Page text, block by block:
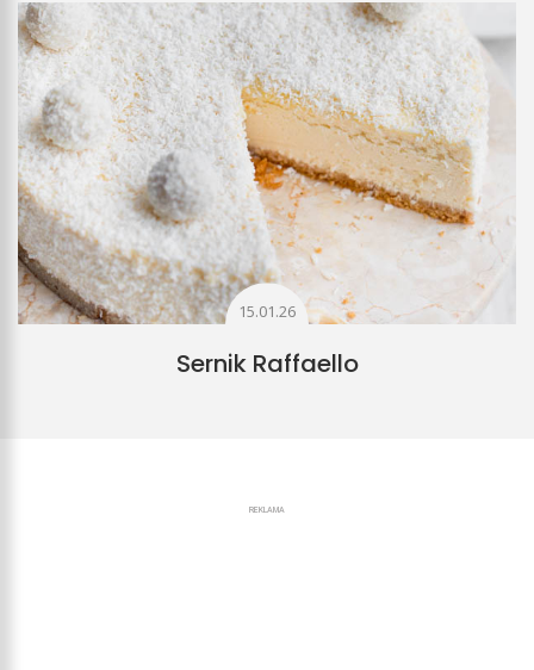
15.01.26
Sernik Raffaello
REKLAMA